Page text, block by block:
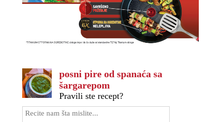
posni pire od spanaća sa
šargarepom
Pravili ste recept?